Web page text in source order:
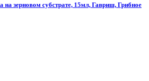
на зерновом субстрате, 15мл, Гавриш, Грибное